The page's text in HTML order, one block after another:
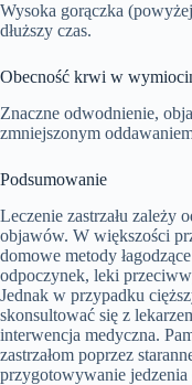
Wysoka gorączka
dłuższy czas.
Obecność krwi w
Znaczne odwodnienie,
zmniejszonym
Podsumowanie
Leczenie zastrzału zależy
objawów. W większości
domowe metody
odpoczynek, leki
Jednak w przypadku
skonsultować się z
interwencja medyczna.
zastrzałom poprzez
przygotowywanie jedzenia